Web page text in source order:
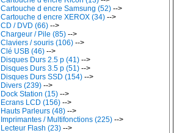
Cartouche d encre Samsung (52) -->
Cartouche d encre XEROX (34) -->
CD / DVD (66) -->
Chargeur / Pile (85) -->
Claviers / souris (106) -->
Clé USB (46) -->
Disques Durs 2.5 p (41) -->
Disques Durs 3.5 p (51) -->
Disques Durs SSD (154) -->
Divers (239) -->
Dock Station (15) -->
Ecrans LCD (156) -->
Hauts Parleurs (48) -->
Imprimantes / Multifonctions (225) -->
Lecteur Flash (23) -->